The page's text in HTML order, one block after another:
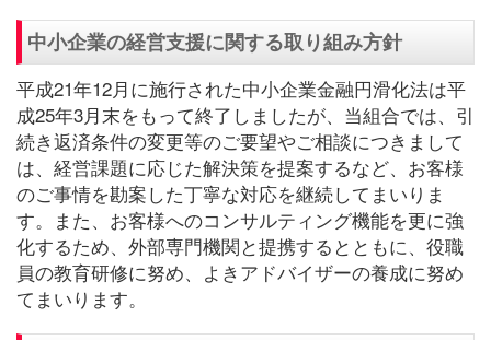
中小企業の経営支援に関する取り組み方針
平成21年12月に施行された中小企業金融円滑化法は平
成25年3月末をもって終了しましたが、当組合では、引
続き返済条件の変更等のご要望やご相談につきまして
は、経営課題に応じた解決策を提案するなど、お客様
のご事情を勘案した丁寧な対応を継続してまいりま
す。また、お客様へのコンサルティング機能を更に強
化するため、外部専門機関と提携するとともに、役職
員の教育研修に努め、よきアドバイザーの養成に努め
てまいります。